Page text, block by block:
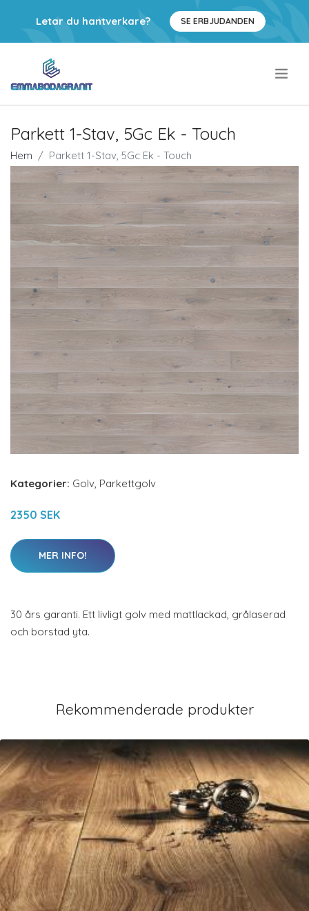
Letar du hantverkare? SE ERBJUDANDEN
Parkett 1-Stav, 5Gc Ek - Touch
Hem Parkett 1-Stav, 5Gc Ek - Touch
Kategorier: Golv, Parkettgolv
2350 SEK
MER INFO!
30 års garanti. Ett livligt golv med mattlackad, grålaserad
och borstad yta.
Rekommenderade produkter